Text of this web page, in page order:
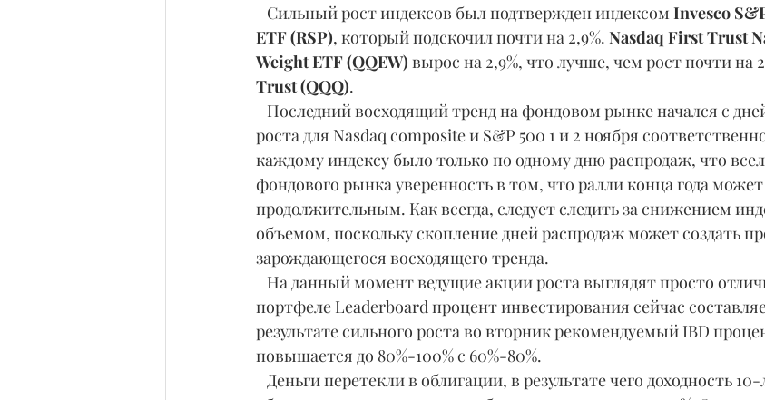
   Сильный рост индексов был подтвержден индексом
Invesco
ETF (RSP), который подскочил почти на 2,9%. Nasdaq First Trust
Weight ETF (QQEW) вырос на 2,9%, что лучше, чем рост почти на
Trust (QQQ).
роста для Nasdaq composite и S&P 500 1 и 2 ноября
каждому индексу было только по одному дню распродаж, что
фондового рынка уверенность в том, что ралли конца года
продолжительным. Как всегда, следует следить за снижением
объемом, поскольку скопление дней распродаж может создать
зарождающегося восходящего тренда.
портфеле Leaderboard процент инвестирования сейчас
результате сильного роста во вторник рекомендуемый IBD
повышается до 80%-100% с 60%-80%.